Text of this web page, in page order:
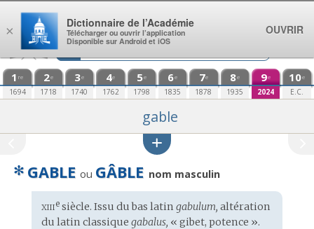
Aller au contenu
1 re
1694
2e
1718
3e
1740
4e
1762
5e
1798
6e
1835
7e
1878
8e
1935
9e
2024
10e
E.C.
gable
✻ GABLE ou GÂBLE nom masculin
Étymologie
:
xiiiesiècle. Issu dubas latin gabulum, altération
du latin classique gabalus, « gibet, potence ».
×
Dictionnaire de l’Académie
Télécharger ou ouvrir l’application
Disponible sur Android et iOS
OUVRIR